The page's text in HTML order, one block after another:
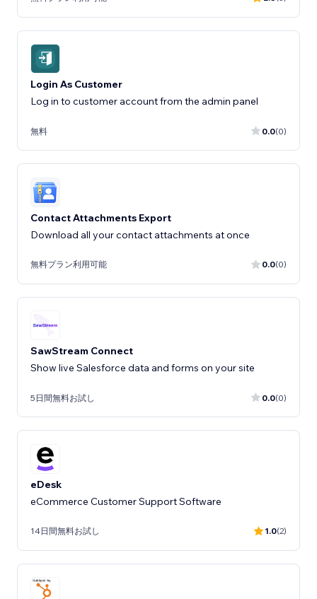
Login As Customer
Log in to customer account from the admin panel
無料 0.0(0)
Contact Attachments Export
Download all your contact attachments at once
無料プラン利用可能 0.0(0)
SawStream Connect
Show live Salesforce data and forms on your site
5日間無料お試し 0.0(0)
eDesk
eCommerce Customer Support Software
14日間無料お試し 1.0(2)